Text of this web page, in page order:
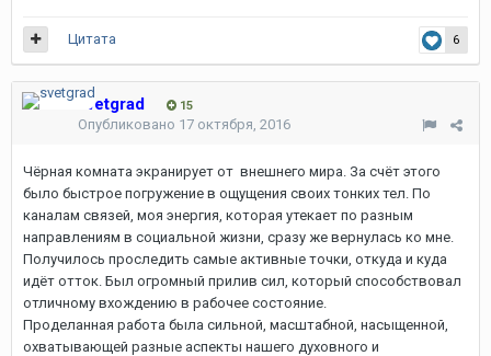
6
Цитата
svetgrad 15
Опубликовано 17 октября, 2016
Чёрная комната экранирует от внешнего мира. За счёт этого
было быстрое погружение в ощущения своих тонких тел. По
каналам связей, моя энергия, которая утекает по разным
направлениям в социальной жизни, сразу же вернулась ко мне.
Получилось проследить самые активные точки, откуда и куда
идёт отток. Был огромный прилив сил, который способствовал
отличному вхождению в рабочее состояние.
Проделанная работа была сильной, масштабной, насыщенной,
охватывающей разные аспекты нашего духовного и